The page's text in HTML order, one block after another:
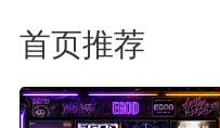
首页推荐